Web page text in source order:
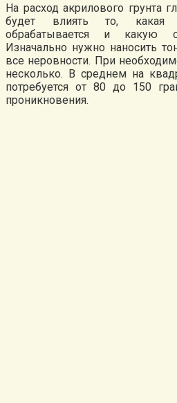
На расход акрилового грунта
будет влиять то, какая
обрабатывается и какую
Изначально нужно наносить
все неровности. При
несколько. В среднем на
потребуется от 80 до 150
проникновения.